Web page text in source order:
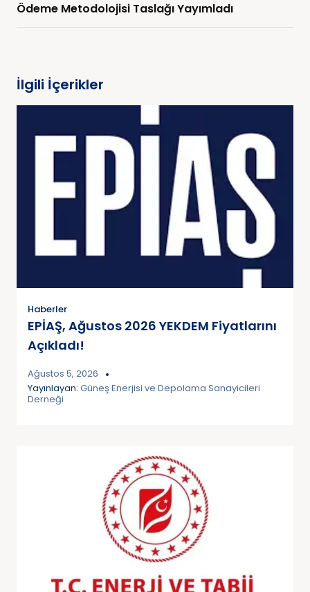
Ödeme Metodolojisi Taslağı Yayımladı
İlgili İçerikler
Haberler
EPİAŞ, Ağustos 2026 YEKDEM Fiyatlarını
Açıkladı!
Ağustos 5, 2026
Yayınlayan: Güneş Enerjisi ve Depolama Sanayicileri
Derneği